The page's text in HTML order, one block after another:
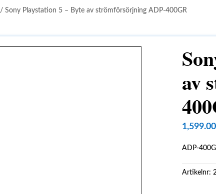
/ Sony Playstation 5 – Byte av strömförsörjning ADP-400GR
av
1,599.00
ADP-
Artikelnr: